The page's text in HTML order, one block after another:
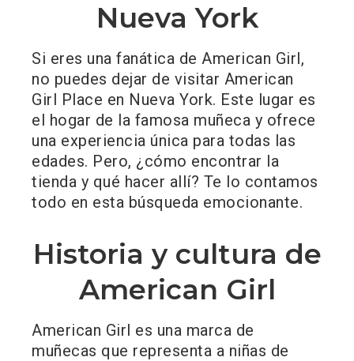
Nueva York
Si eres una fanática de American Girl,
no puedes dejar de visitar American
Girl Place en Nueva York. Este lugar es
el hogar de la famosa muñeca y ofrece
una experiencia única para todas las
edades. Pero, ¿cómo encontrar la
tienda y qué hacer allí? Te lo contamos
todo en esta búsqueda emocionante.
Historia y cultura de
American Girl
American Girl es una marca de
muñecas que representa a niñas de